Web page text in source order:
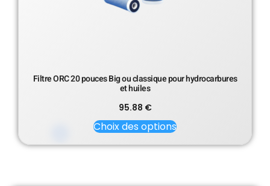
Filtre ORC 20 pouces Big ou classique pour hydrocarbures
et huiles
95.88 €
Choix des options